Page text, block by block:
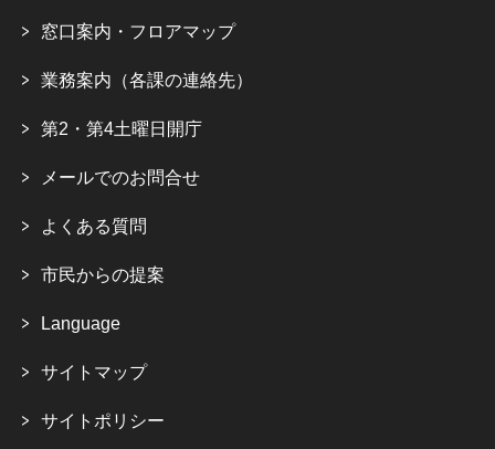
窓口案内・フロアマップ
業務案内（各課の連絡先）
第2・第4土曜日開庁
メールでのお問合せ
よくある質問
市民からの提案
Language
サイトマップ
サイトポリシー